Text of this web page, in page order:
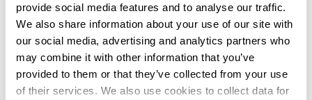
provide social media features and to analyse our traffic.
We also share information about your use of our site with
our social media, advertising and analytics partners who
may combine it with other information that you’ve
provided to them or that they’ve collected from your use
of their services. We also use cookies to collect data for
Draagvermogen legbord 235 kg
Staanders voorzien van 3x horizontale
schoor en 1x kruisschoor
Legborden om de 33 mm verstelbaar